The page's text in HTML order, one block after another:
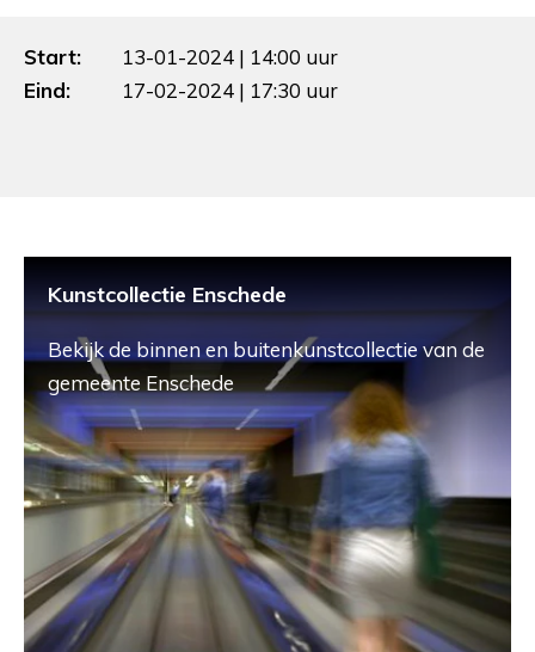
Start:
13-01-2024 | 14:00 uur
Eind:
17-02-2024 | 17:30 uur
Kunstcollectie Enschede
Bekijk de binnen en buitenkunstcollectie van de
gemeente Enschede